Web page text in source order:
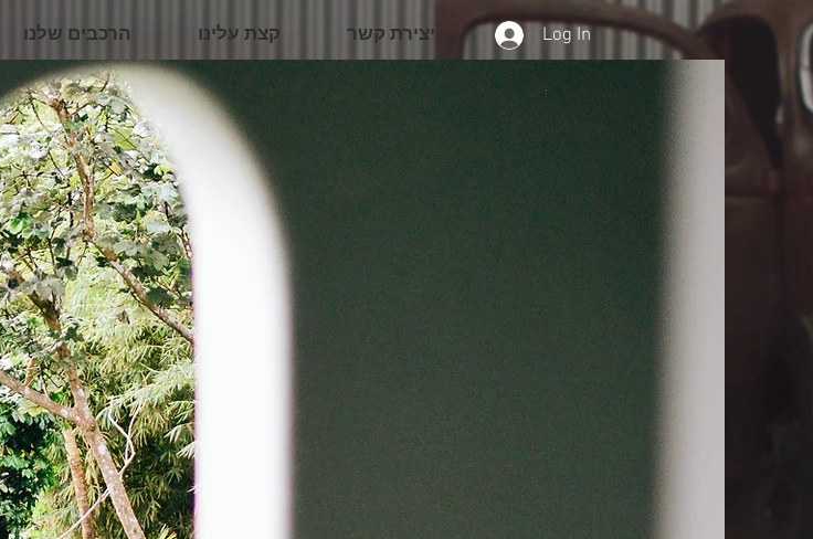
הרכבים שלנו קצת עלינו יצירת קשר Log In